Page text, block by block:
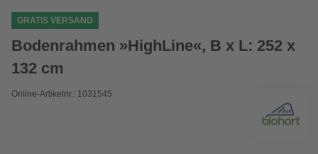
GRATIS VERSAND
Bodenrahmen »HighLine«, B x L: 252 x
132 cm
Online-Artikelnr.: 1031545